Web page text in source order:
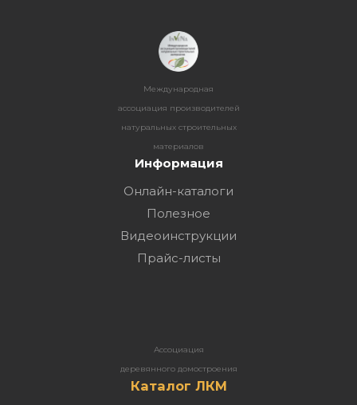
Международная
ассоциация производителей
натуральных строительных
материалов
Информация
Онлайн-каталоги
Полезное
Видеоинструкции
Прайс-листы
Ассоциация
деревянного домостроения
Каталог ЛКМ